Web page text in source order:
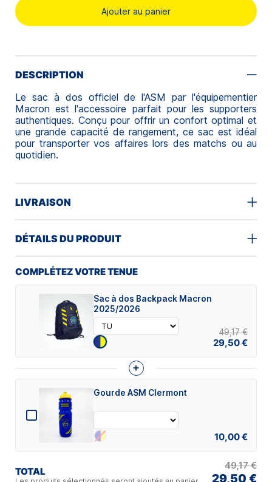
Ajouter au panier
DESCRIPTION
Le sac à dos officiel de l'ASM par l'équipementier
Macron est l'accessoire parfait pour les supporters
authentiques. Conçu pour offrir un confort optimal et
une grande capacité de rangement, ce sac est idéal
pour transporter vos affaires lors des matchs ou au
quotidien.
LIVRAISON
DÉTAILS DU PRODUIT
COMPLÉTEZ VOTRE TENUE
Sac à dos Backpack Macron
2025/2026
49,17 €
29,50 €
+
Gourde ASM Clermont
10,00 €
TOTAL
49,17 €
29,50 €